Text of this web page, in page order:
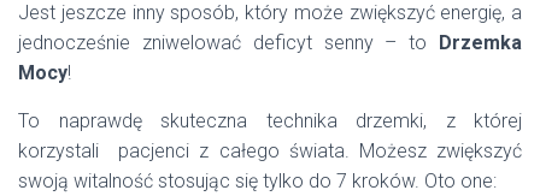
Jest jeszcze inny sposób, który może zwiększyć energię, a
jednocześnie zniwelować deficyt senny – to Drzemka
Mocy!
To naprawdę skuteczna technika drzemki, z której
korzystali pacjenci z całego świata. Możesz zwiększyć
swoją witalność stosując się tylko do 7 kroków. Oto one: